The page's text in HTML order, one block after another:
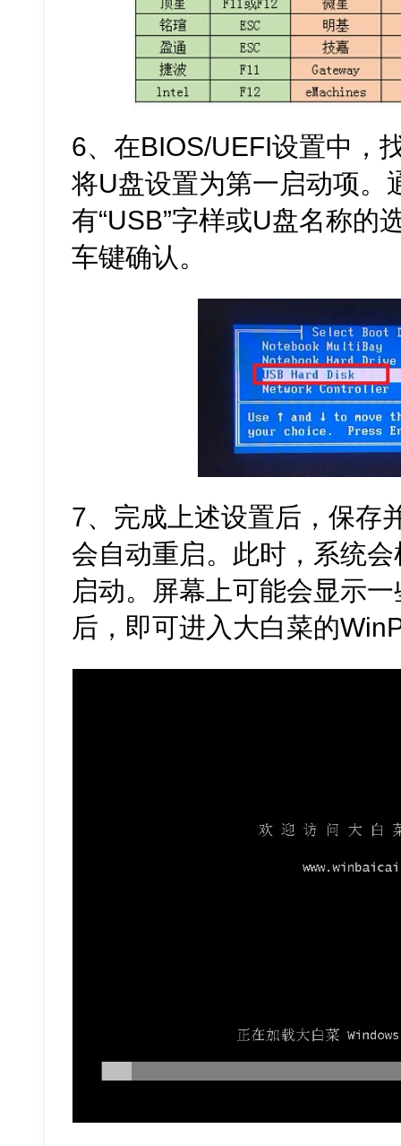
6、在BIOS/UEFI设置中，
将U盘设置为第一启动项。
有“USB”字样或U盘名称的
车键确认。
7、完成上述设置后，保存
会自动重启。此时，系统
启动。屏幕上可能会显示
后，即可进入大白菜的